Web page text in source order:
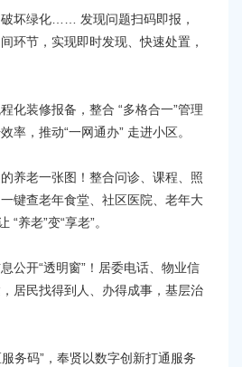
坏绿化…… 发现问题扫码即报，
环节，实现即时发现、快速处置，
化装修报备，整合 “多格合一”管理
率，推动“一网通办” 走进小区。
养老一张图！整合问诊、课程、照
键查老年食堂、社区医院、老年大
“养老”变“享老”。
公开“透明窗”！居委电话、物业信
居民找得到人、办得成事，基层治
服务码”，奉贤以数字创新打通服务